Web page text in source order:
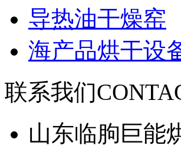
导热油干燥窑
海产品烘干设
联系我们
山东临朐巨能